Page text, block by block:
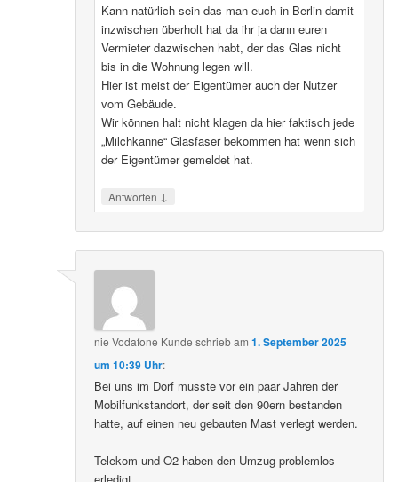
Kann natürlich sein das man euch in Berlin damit
inzwischen überholt hat da ihr ja dann euren
Vermieter dazwischen habt, der das Glas nicht
bis in die Wohnung legen will.
Hier ist meist der Eigentümer auch der Nutzer
vom Gebäude.
Wir können halt nicht klagen da hier faktisch jede
„Milchkanne“ Glasfaser bekommen hat wenn sich
der Eigentümer gemeldet hat.
Antworten ↓
nie Vodafone Kunde schriebam1. September 2025
um 10:39 Uhr:
Bei uns im Dorf musste vor ein paar Jahren der
Mobilfunkstandort, der seit den 90ern bestanden
hatte, auf einen neu gebauten Mast verlegt werden.
Telekom und O2 haben den Umzug problemlos